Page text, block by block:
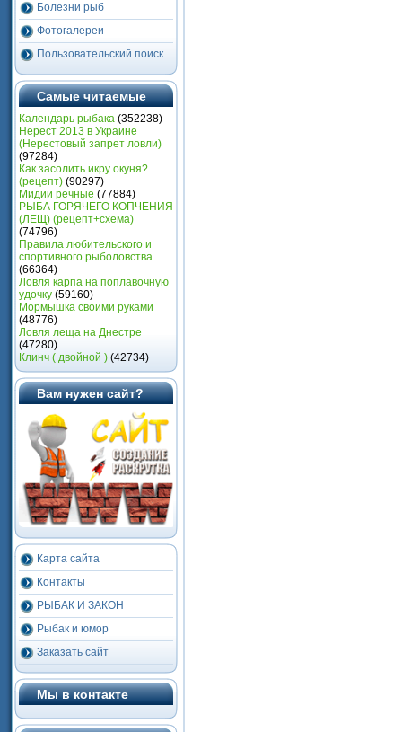
Болезни рыб
Фотогалереи
Пользовательский поиск
Самые читаемые
Календарь рыбака (352238)
Нерест 2013 в Украине
(Heрестовый запрет ловли)
(97284)
Как засолить икру окуня?
(рецепт) (90297)
Мидии речные (77884)
РЫБА ГОРЯЧЕГО КОПЧЕНИЯ
(ЛЕЩ) (рецепт+схема)
(74796)
Правила любительского и
спортивного рыболовства
(66364)
Ловля карпа на поплавочную
удочку (59160)
Мормышка своими руками
(48776)
Ловля леща на Днестре
(47280)
Клинч ( двойной ) (42734)
Вам нужен сайт?
Карта сайта
Контакты
РЫБАК И ЗАКОН
Рыбак и юмор
Заказать сайт
Мы в контакте